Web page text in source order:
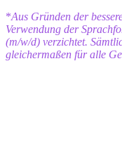
*Aus Gründen der
Verwendung der
(m/w/d) verzichtet.
gleichermaßen für alle